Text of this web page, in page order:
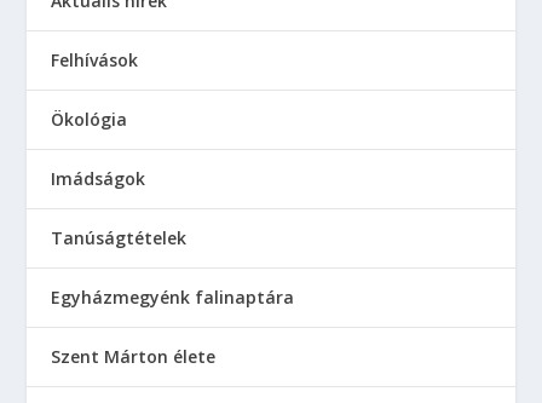
Felhívások
Ökológia
Imádságok
Tanúságtételek
Egyházmegyénk falinaptára
Szent Márton élete